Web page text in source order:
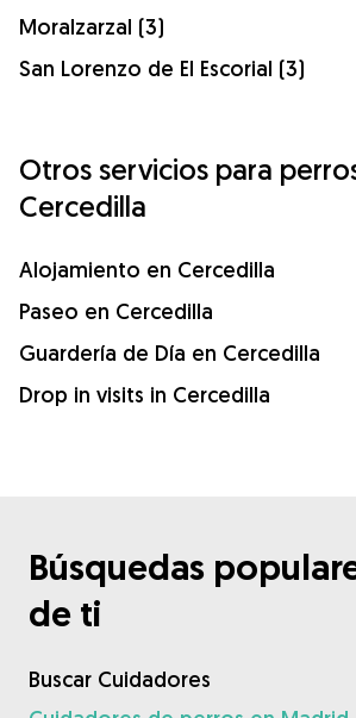
Moralzarzal (3)
San Lorenzo de El Escorial (3)
Otros servicios para
Cercedilla
Alojamiento en Cercedilla
Paseo en Cercedilla
Guardería de Día en Cercedilla
Drop in visits in Cercedilla
Búsquedas
de ti
Buscar Cuidadores